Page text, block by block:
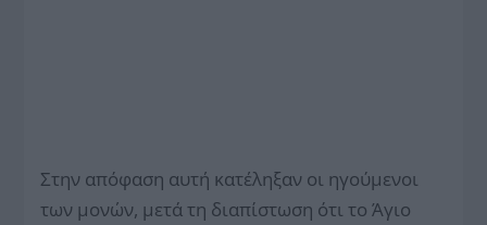
Στην απόφαση αυτή κατέληξαν οι ηγούμενοι
των μονών, μετά τη διαπίστωση ότι το Άγιο